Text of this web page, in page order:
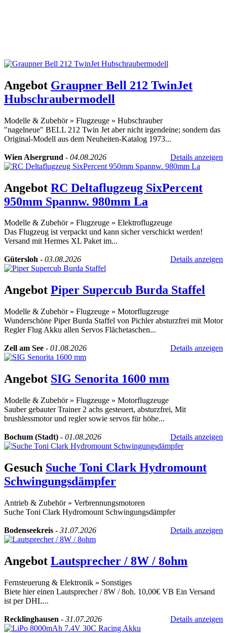
Angebot Graupner Bell 212 TwinJet
Hubschraubermodell
Modelle & Zubehör » Flugzeuge » Hubschrauber
"nagelneue" BELL 212 Twin Jet aber nicht irgendeine; sondern das
Original-Modell aus dem Neuheiten-Katalog 1973...
Wien Alsergrund - 04.08.2026 Details anzeigen
Angebot RC Deltaflugzeug SixPercent
950mm Spannw. 980mm La
Modelle & Zubehör » Flugzeuge » Elektroflugzeuge
Das Flugzeug ist verpackt und kann sicher verschickt werden!
Versand mit Hermes XL Paket im...
Gütersloh - 03.08.2026 Details anzeigen
Angebot Piper Supercub Burda Staffel
Modelle & Zubehör » Flugzeuge » Motorflugzeuge
Wunderschöne Piper Burda Staffel von Pichler absturzfrei mit Motor
Regler Flug Akku allen Servos Flächetaschen...
Zell am See - 01.08.2026 Details anzeigen
Angebot SIG Senorita 1600 mm
Modelle & Zubehör » Flugzeuge » Motorflugzeuge
Sauber gebauter Trainer 2 achs gesteuert, absturzfrei, Mit
brushlessmotor und regler sowie servos für höhe...
Bochum (Stadt) - 01.08.2026 Details anzeigen
Gesuch Suche Toni Clark Hydromount
Schwingungsdämpfer
Antrieb & Zubehör » Verbrennungsmotoren
Suche Toni Clark Hydromount Schwingungsdämpfer
Bodenseekreis - 31.07.2026 Details anzeigen
Angebot Lautsprecher / 8W / 8ohm
Fernsteuerung & Elektronik » Sonstiges
Biete hier einen Lautsprecher / 8W / 8oh. 10,00€ VB Ein Versand
ist per DHL...
Recklinghausen - 31.07.2026 Details anzeigen